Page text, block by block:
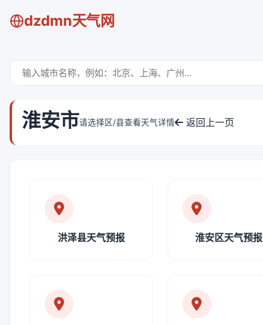
dzdmn天气网
淮安市请选择区/县查看天气详情 返回上一页
洪泽县天气预报 淮安区天气预报